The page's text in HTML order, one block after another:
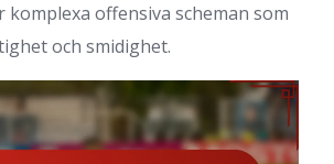
offensiva scheman som
och smidighet.